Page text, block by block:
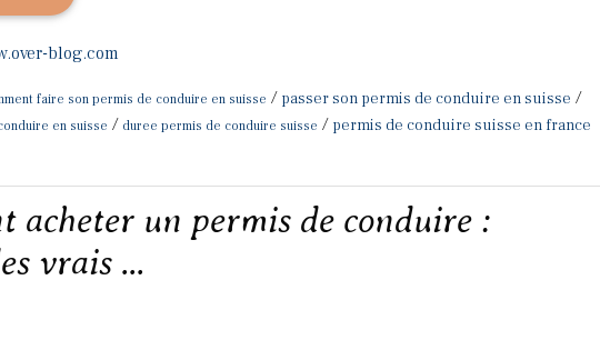
blog.com
faire son permis de conduire en suisse / passer son permis de conduire en suisse /
en suisse / duree permis de conduire suisse / permis de conduire suisse en france
acheter un permis de conduire :
vrais ...